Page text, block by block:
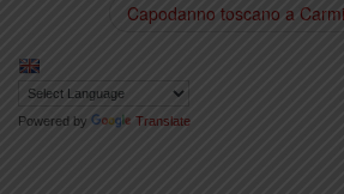
Capodanno toscano a
Powered by Translate